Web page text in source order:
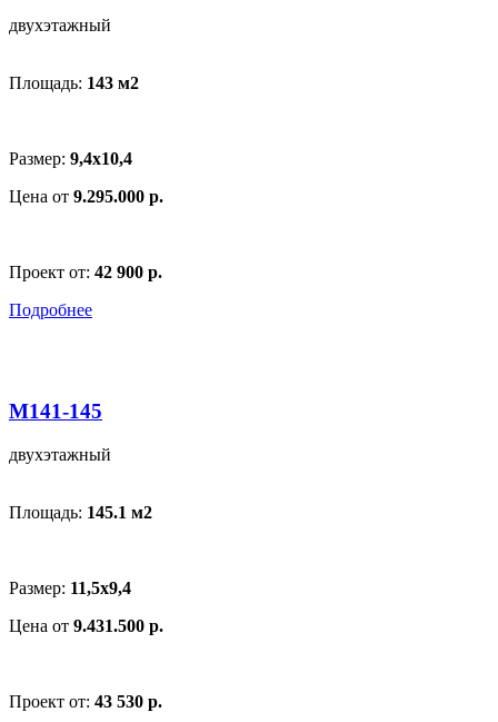
двухэтажный
Площадь: 143 м2
Размер: 9,4x10,4
Цена от 9.295.000 р.
Проект от: 42 900 р.
Подробнее
M141-145
двухэтажный
Площадь: 145.1 м2
Размер: 11,5x9,4
Цена от 9.431.500 р.
Проект от: 43 530 р.